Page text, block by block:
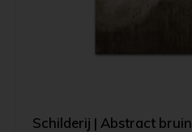
Schilderij | Abstract bruin